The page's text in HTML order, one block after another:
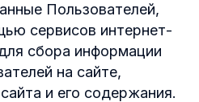
Пользователей,
сервисов интернет-
сбора информации
на сайте,
и его содержания.